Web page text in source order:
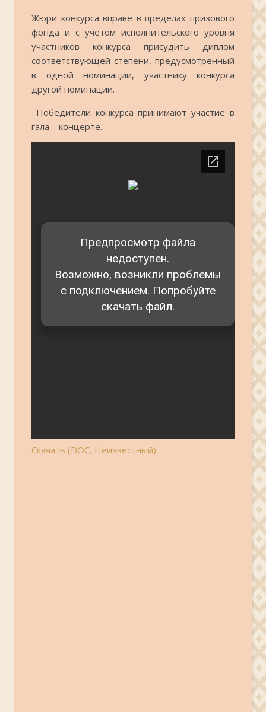
Жюри конкурса вправе в пределах призового
фонда и с учетом исполнительского уровня
участников конкурса присудить диплом
соответствующей степени, предусмотренный
в одной номинации, участнику конкурса
другой номинации.
Победители конкурса принимают участие в
гала – концерте.
Скачать (DOC, Неизвестный)